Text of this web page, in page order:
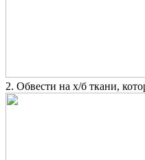
2. Обвести на х/б ткани,